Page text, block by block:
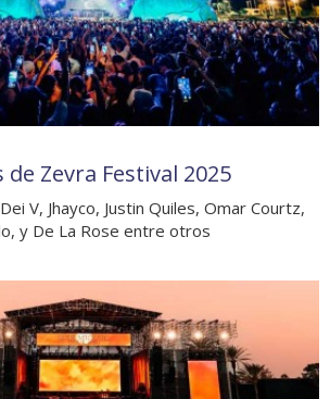
Zevra Festival 2025
V, Jhayco, Justin Quiles, Omar Courtz,
y De La Rose entre otros